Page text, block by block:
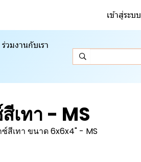
เข้าสู่ระบบ
ร่วมงานกับเรา
เทา - MS
สีเทา ขนาด 6x6x4" - MS